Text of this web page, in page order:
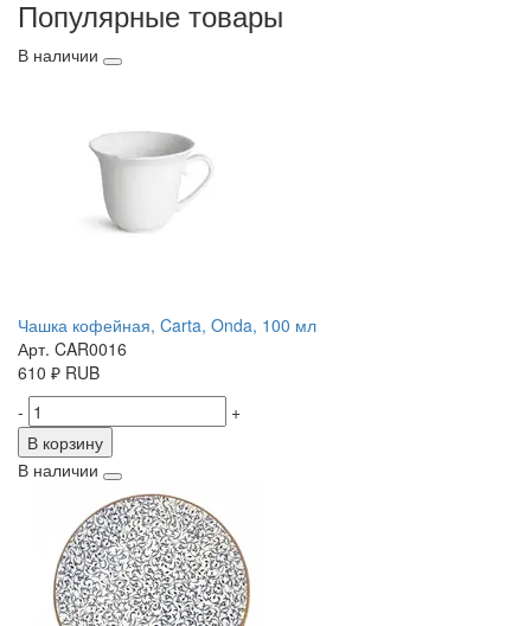
Популярные товары
В наличии
Чашка кофейная, Carta, Onda, 100 мл
Арт. CAR0016
610 ₽ RUB
-
+
В корзину
В наличии